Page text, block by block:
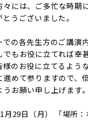
々には、ご多忙な時期
うございました。
での各先生方のご講演
でもお役に立てれば幸
様のお役に立てるよう
進めて参りますので、
お願い申し上げます。
29日（月） 「場所：